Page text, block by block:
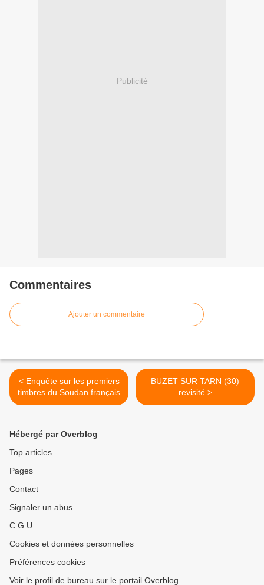
Publicité
Commentaires
Ajouter un commentaire
< Enquête sur les premiers
timbres du Soudan français
BUZET SUR TARN (30)
revisité >
Hébergé par Overblog
Top articles
Pages
Contact
Signaler un abus
C.G.U.
Cookies et données personnelles
Préférences cookies
Voir le profil de bureau sur le portail Overblog